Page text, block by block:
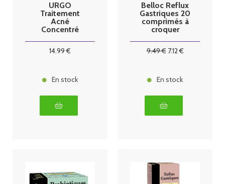
URGO
Traitement
Acné
Concentré
30ml
14.99 €
En stock
Belloc Reflux
Gastriques 20
comprimés à
croquer
9.49€ 7.12€
En stock